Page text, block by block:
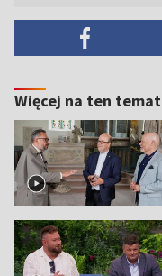
Więcej na ten temat